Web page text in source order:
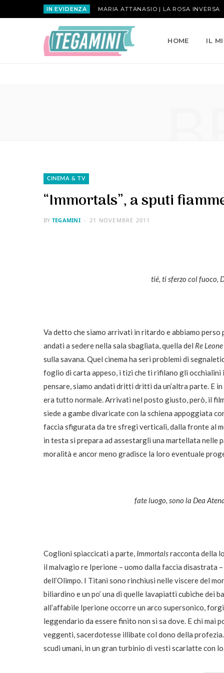
IN EVIDENZA MARIA ATTANASIO | LA ROSA INVERSA
HOME IL
CINEMA & TV
“Immortals”, a sputi
BY TEGAMINI 21 NOVEMBRE 2011
tié, ti sferzo col fuoco,
Va detto che siamo arrivati in ritardo e abbiamo perso
andati a sedere nella sala sbagliata, quella del Re
sulla savana. Quel cinema ha seri problemi di
foglio di carta appeso, i tizi che ti rifilano gli
pensare, siamo andati dritti dritti da un’altra parte. E
era tutto normale. Arrivati nel posto giusto, però, il
siede a gambe divaricate con la schiena appoggiata
faccia sfigurata da tre sfregi verticali, dalla fronte al
in testa si prepara ad assestargli una martellata nelle
moralità e ancor meno gradisce la loro eventuale
fate luogo, sono la Dea
Coglioni spiaccicati a parte, Immortalsracconta della
il malvagio re Iperione – uomo dalla faccia
dell’Olimpo. I Titani sono rinchiusi nelle viscere del
biliardino e un po’ una di quelle lavapiatti cubiche dei
all’affabile Iperione occorre un arco supersonico,
leggendario da essere finito non si sa dove. E chi
veggenti, sacerdotesse illibate col dono della
scudi umani, in un gran turbinio di vesti scarlatte con